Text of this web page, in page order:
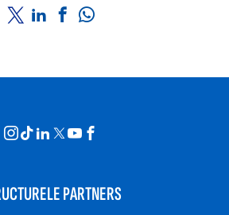
PARTNERS